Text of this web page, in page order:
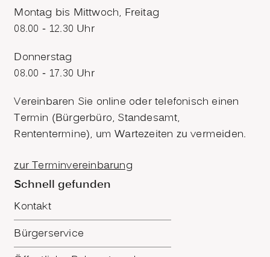
Montag bis Mittwoch, Freitag
08.00 - 12.30 Uhr
Donnerstag
08.00 - 17.30 Uhr
Vereinbaren Sie online oder telefonisch einen
Termin (Bürgerbüro, Standesamt,
Rententermine), um Wartezeiten zu vermeiden.
zur Terminvereinbarung
Schnell gefunden
Kontakt
Bürgerservice